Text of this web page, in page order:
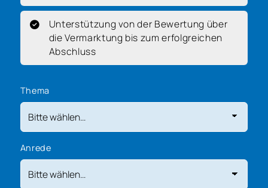
Unterstützung von der Bewertung über
die Vermarktung bis zum erfolgreichen
Abschluss
Thema
Anrede